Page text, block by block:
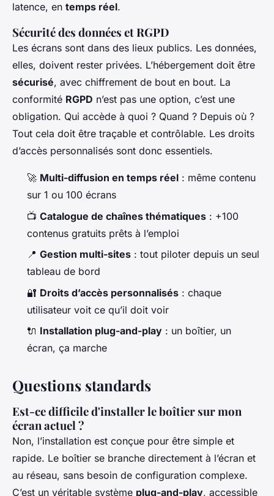
latence, en temps réel.
Sécurité des données et RGPD
Les écrans sont dans des lieux publics. Les données,
elles, doivent rester privées. L’hébergement doit être
sécurisé, avec chiffrement de bout en bout. La
conformité RGPD n’est pas une option, c’est une
obligation. Qui accède à quoi ? Quand ? Depuis où ?
Tout cela doit être traçable et contrôlable. Les droits
d’accès personnalisés sont donc essentiels.
🚀 Multi-diffusion en temps réel : même contenu
sur 1 ou 100 écrans
📺 Catalogue de chaînes thématiques : +100
contenus gratuits prêts à l’emploi
📍 Gestion multi-sites : tout piloter depuis un seul
tableau de bord
🔐 Droits d’accès personnalisés : chaque
utilisateur voit ce qu’il doit voir
🔌 Installation plug-and-play : un boîtier, un
écran, ça marche
Questions standards
Est-ce difficile d'installer le boîtier sur mon
écran actuel ?
Non, l’installation est conçue pour être simple et
rapide. Le boîtier se branche directement à l’écran et
au réseau, sans besoin de configuration complexe.
C’est un véritable système plug-and-play, accessible